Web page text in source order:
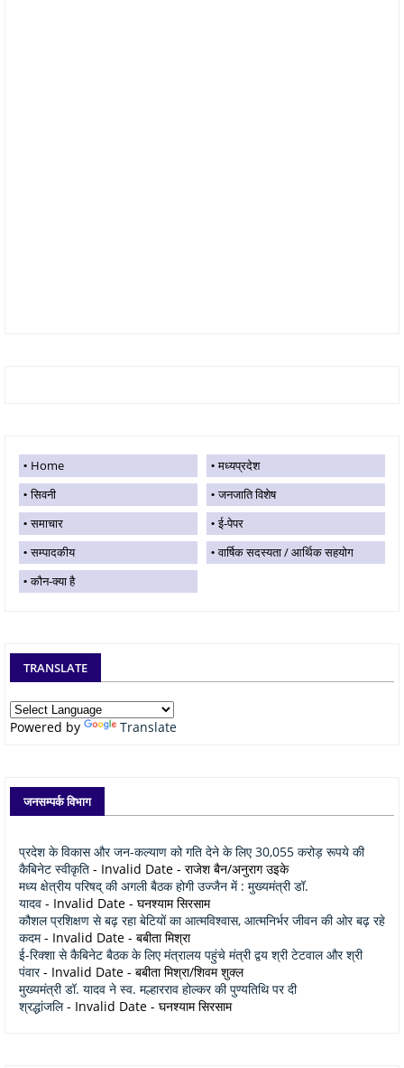
Home
मध्यप्रदेश
सिवनी
जनजाति विशेष
समाचार
ई-पेपर
सम्पादकीय
वार्षिक सदस्यता / आर्थिक सहयोग
कौन-क्या है
TRANSLATE
Powered by Translate
जनसम्पर्क विभाग
प्रदेश के विकास और जन-कल्याण को गति देने के लिए 30,055 करोड़ रूपये की
कैबिनेट स्वीकृति - Invalid Date - राजेश बैन/अनुराग उइके
मध्य क्षेत्रीय परिषद् की अगली बैठक होगी उज्जैन में : मुख्यमंत्री डॉ.
यादव - Invalid Date - घनश्याम सिरसाम
कौशल प्रशिक्षण से बढ़ रहा बेटियों का आत्मविश्वास, आत्मनिर्भर जीवन की ओर बढ़ रहे
कदम- Invalid Date - बबीता मिश्रा
ई-रिक्शा से कैबिनेट बैठक के लिए मंत्रालय पहुंचे मंत्री द्वय श्री टेटवाल और श्री
पंवार- Invalid Date - बबीता मिश्रा/शिवम शुक्ल
मुख्यमंत्री डॉ. यादव ने स्व. मल्हारराव होल्कर की पुण्यतिथि पर दी
श्रद्धांजलि- Invalid Date - घनश्याम सिरसाम